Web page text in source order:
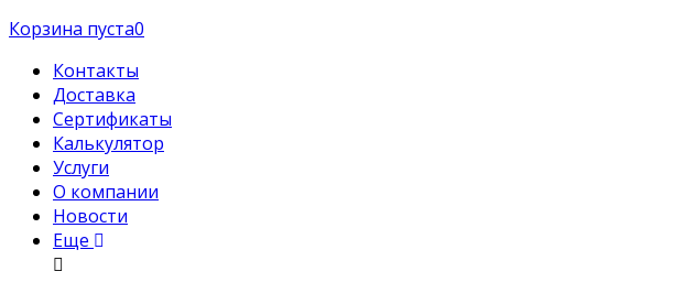
Корзина пуста0
Контакты
Доставка
Сертификаты
Калькулятор
Услуги
О компании
Новости
Еще